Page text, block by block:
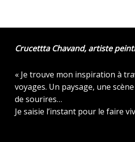
Crucettta Chavand, artiste
« Je trouve mon inspiration à
voyages. Un paysage, une
de sourires…
Je saisie l’instant pour le faire